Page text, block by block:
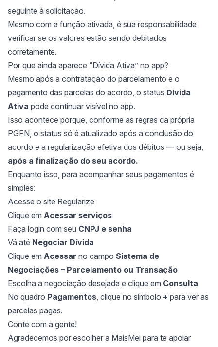
seguinte à solicitação.
Mesmo com a função ativada, é sua responsabilidade
verificar se os valores estão sendo debitados
corretamente.
Por que ainda aparece “Dívida Ativa” no app?
Mesmo após a contratação do parcelamento e o
pagamento das parcelas do acordo, o status Dívida
Ativa pode continuar visível no app.
Isso acontece porque, conforme as regras da própria
PGFN, o status só é atualizado após a conclusão do
acordo e a regularização efetiva dos débitos — ou seja,
após a finalização do seu acordo.
Enquanto isso, para acompanhar seus pagamentos é
simples:
Acesse o site Regularize
Clique em Acessar serviços
Faça login com seu CNPJ e senha
Vá até Negociar Dívida
Clique em Acessar no campo Sistema de
Negociações – Parcelamento ou Transação
Escolha a negociação desejada e clique em Consulta
No quadro Pagamentos, clique no símbolo + para ver as
parcelas pagas.
Conte com a gente!
Agradecemos por escolher a MaisMei para te apoiar